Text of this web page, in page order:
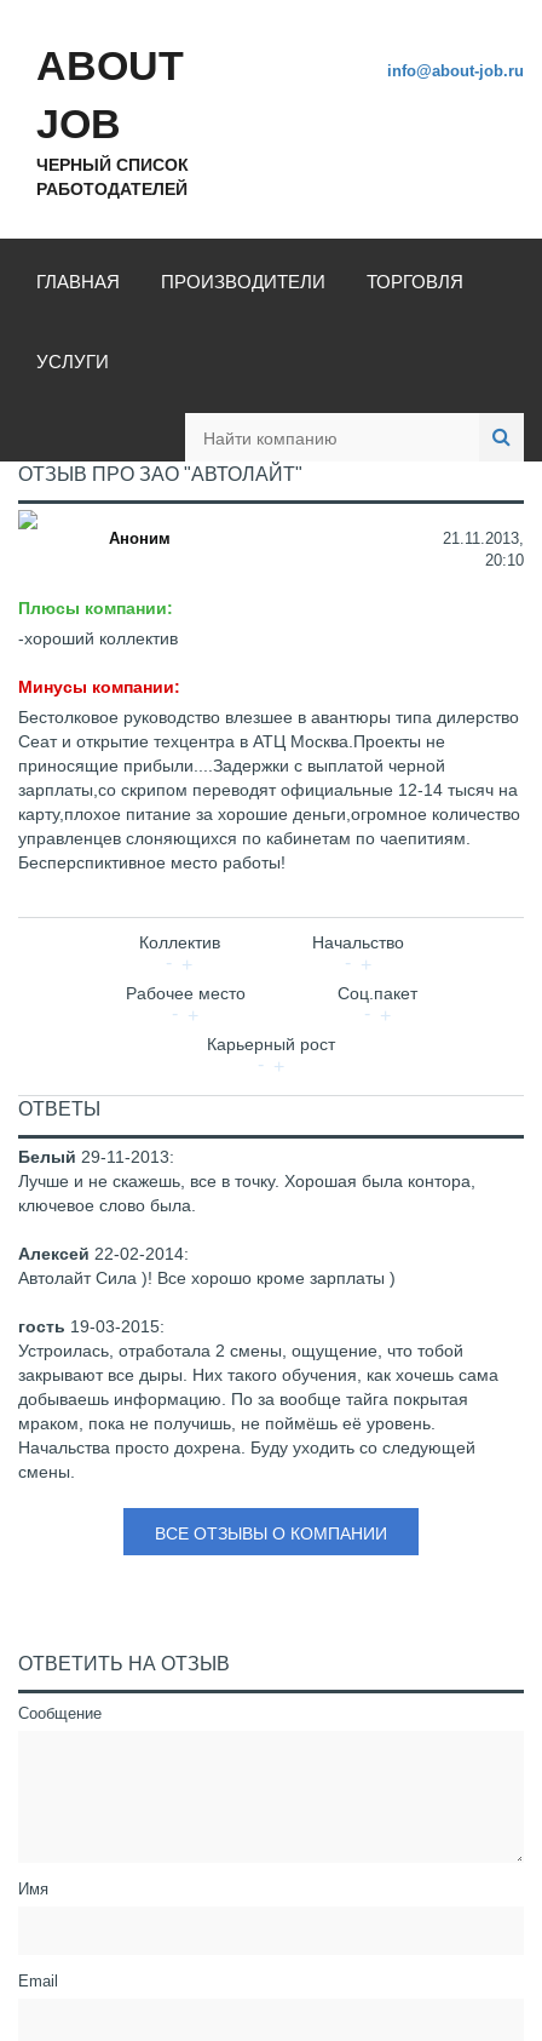
ABOUT
JOB
ЧЕРНЫЙ СПИСОК
РАБОТОДАТЕЛЕЙ
info@about-job.ru
ГЛАВНАЯ ПРОИЗВОДИТЕЛИ ТОРГОВЛЯ
УСЛУГИ
ОТЗЫВ ПРО ЗАО "АВТОЛАЙТ"
Аноним
21.11.2013,
20:10
Плюсы компании:
-хороший коллектив
Минусы компании:
Бестолковое руководство влезшее в авантюры типа дилерство
Сеат и открытие техцентра в АТЦ Москва.Проекты не
приносящие прибыли....Задержки с выплатой черной
зарплаты,со скрипом переводят официальные 12-14 тысяч на
карту,плохое питание за хорошие деньги,огромное количество
управленцев слоняющихся по кабинетам по чаепитиям.
Бесперспиктивное место работы!
Коллектив Начальство
Рабочее место Соц.пакет
Карьерный рост
ОТВЕТЫ
Белый 29-11-2013:
Лучше и не скажешь, все в точку. Хорошая была контора,
ключевое слово была.
Алексей 22-02-2014:
Автолайт Сила )! Все хорошо кроме зарплаты )
гость 19-03-2015:
Устроилась, отработала 2 смены, ощущение, что тобой
закрывают все дыры. Них такого обучения, как хочешь сама
добываешь информацию. По за вообще тайга покрытая
мраком, пока не получишь, не поймёшь её уровень.
Начальства просто дохрена. Буду уходить со следующей
смены.
ВСЕ ОТЗЫВЫ О КОМПАНИИ
ОТВЕТИТЬ НА ОТЗЫВ
Сообщение
Имя
Email